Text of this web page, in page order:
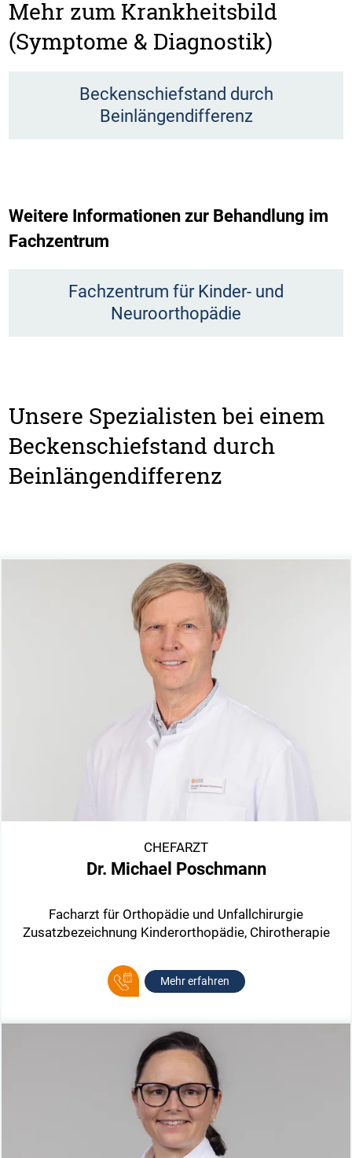
Mehr zum Krankheitsbild
(Symptome & Diagnostik)
Beckenschiefstand durch
Beinlängendifferenz
Weitere Informationen zur Behandlung im
Fachzentrum
Fachzentrum für Kinder- und
Neuroorthopädie
Unsere Spezialisten bei einem
Beckenschiefstand durch
Beinlängendifferenz
CHEFARZT
Dr. Michael Poschmann
Facharzt für Orthopädie und Unfallchirurgie
Zusatzbezeichnung Kinderorthopädie, Chirotherapie
Mehr erfahren